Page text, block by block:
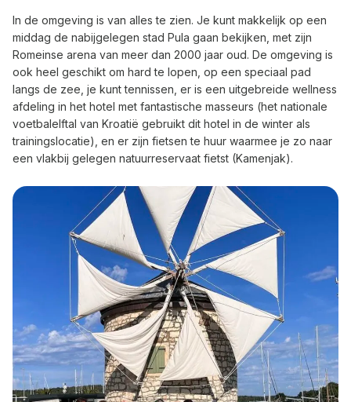
In de omgeving is van alles te zien. Je kunt makkelijk op een
middag de nabijgelegen stad Pula gaan bekijken, met zijn
Romeinse arena van meer dan 2000 jaar oud. De omgeving is
ook heel geschikt om hard te lopen, op een speciaal pad
langs de zee, je kunt tennissen, er is een uitgebreide wellness
afdeling in het hotel met fantastische masseurs (het nationale
voetbalelftal van Kroatië gebruikt dit hotel in de winter als
trainingslocatie), en er zijn fietsen te huur waarmee je zo naar
een vlakbij gelegen natuurreservaat fietst (Kamenjak).